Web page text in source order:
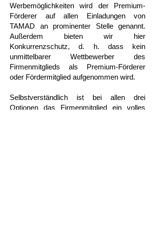
Werbemöglichkeiten wird der Premium-
Förderer auf allen Einladungen von
TAMAD an prominenter Stelle genannt.
Außerdem bieten wir hier
Konkurrenzschutz, d. h. dass kein
unmittelbarer Wettbewerber des
Firmenmitglieds als Premium-Förderer
oder Fördermitglied aufgenommen wird.
Selbstverständlich ist bei allen drei
Optionen das Firmenmitglied ein volles